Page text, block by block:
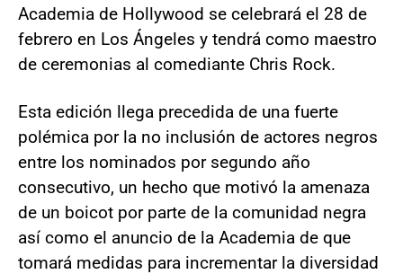
Academia de Hollywood se celebrará el 28 de
febrero en Los Ángeles y tendrá como maestro
de ceremonias al comediante Chris Rock.
Esta edición llega precedida de una fuerte
polémica por la no inclusión de actores negros
entre los nominados por segundo año
consecutivo, un hecho que motivó la amenaza
de un boicot por parte de la comunidad negra
así como el anuncio de la Academia de que
tomará medidas para incrementar la diversidad